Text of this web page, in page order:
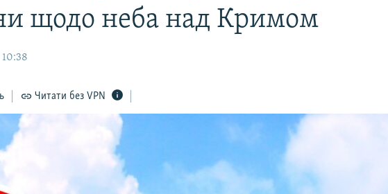
щодо неба над Кримом
10:38
Читати без VPN